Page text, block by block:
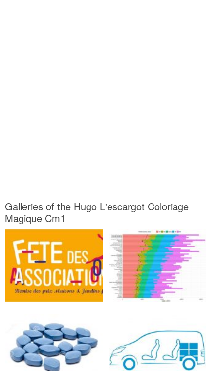
Galleries of the Hugo L'escargot Coloriage
Magique Cm1